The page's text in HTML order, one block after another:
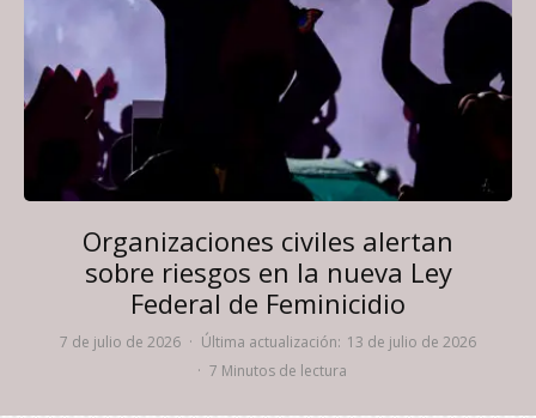
Organizaciones civiles alertan
sobre riesgos en la nueva Ley
Federal de Feminicidio
7 de julio de 2026 · Última actualización: 13 de julio de 2026
· 7 Minutos de lectura